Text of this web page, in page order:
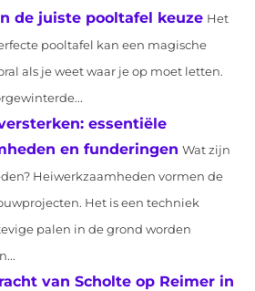
de juiste pooltafel keuze Het
pooltafel kan een magische
als je weet waar je op moet letten.
essentiële
en funderingen Wat zijn
Heiwerkzaamheden vormen de
Het is een techniek
palen in de grond worden
van Scholte op Reimer in